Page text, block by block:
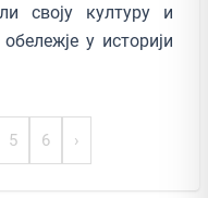
своју културу и
у историји
5 6 ›